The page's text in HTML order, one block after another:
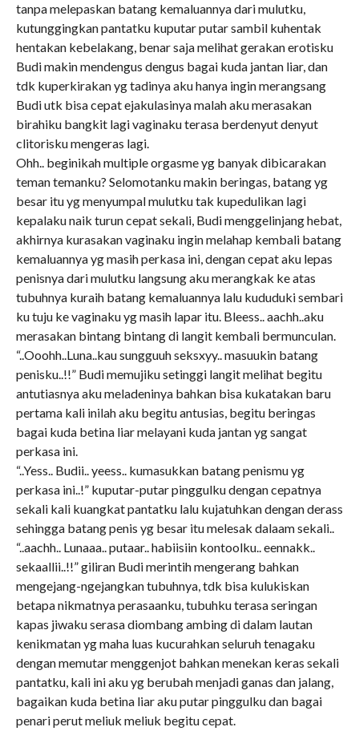
tanpa melepaskan batang kemaluannya dari mulutku,
kutunggingkan pantatku kuputar putar sambil kuhentak
hentakan kebelakang, benar saja melihat gerakan erotisku
Budi makin mendengus dengus bagai kuda jantan liar, dan
tdk kuperkirakan yg tadinya aku hanya ingin merangsang
Budi utk bisa cepat ejakulasinya malah aku merasakan
birahiku bangkit lagi vaginaku terasa berdenyut denyut
clitorisku mengeras lagi.
Ohh.. beginikah multiple orgasme yg banyak dibicarakan
teman temanku? Selomotanku makin beringas, batang yg
besar itu yg menyumpal mulutku tak kupedulikan lagi
kepalaku naik turun cepat sekali, Budi menggelinjang hebat,
akhirnya kurasakan vaginaku ingin melahap kembali batang
kemaluannya yg masih perkasa ini, dengan cepat aku lepas
penisnya dari mulutku langsung aku merangkak ke atas
tubuhnya kuraih batang kemaluannya lalu kududuki sembari
ku tuju ke vaginaku yg masih lapar itu. Bleess.. aachh..aku
merasakan bintang bintang di langit kembali bermunculan.
“..Ooohh..Luna..kau sungguuh seksxyy.. masuukin batang
penisku..!!” Budi memujiku setinggi langit melihat begitu
antutiasnya aku meladeninya bahkan bisa kukatakan baru
pertama kali inilah aku begitu antusias, begitu beringas
bagai kuda betina liar melayani kuda jantan yg sangat
perkasa ini.
“..Yess.. Budii.. yeess.. kumasukkan batang penismu yg
perkasa ini..!” kuputar-putar pinggulku dengan cepatnya
sekali kali kuangkat pantatku lalu kujatuhkan dengan derass
sehingga batang penis yg besar itu melesak dalaam sekali..
“..aachh.. Lunaaa.. putaar.. habiisiin kontoolku.. eennakk..
sekaallii..!!” giliran Budi merintih mengerang bahkan
mengejang-ngejangkan tubuhnya, tdk bisa kulukiskan
betapa nikmatnya perasaanku, tubuhku terasa seringan
kapas jiwaku serasa diombang ambing di dalam lautan
kenikmatan yg maha luas kucurahkan seluruh tenagaku
dengan memutar menggenjot bahkan menekan keras sekali
pantatku, kali ini aku yg berubah menjadi ganas dan jalang,
bagaikan kuda betina liar aku putar pinggulku dan bagai
penari perut meliuk meliuk begitu cepat.